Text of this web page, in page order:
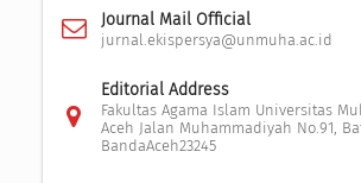
Journal Mail Official
jurnal.ekispersya@unmuha.ac.id
Editorial Address
Fakultas Agama Islam Universitas
Aceh Jalan Muhammadiyah No.91,
BandaAceh23245